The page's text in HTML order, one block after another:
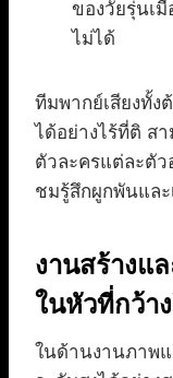
ของวัยรุ่นเ
ไม่ได้
ทีมพากย์เสียงทั้
ได้อย่างไร้ที่ติ ส
ตัวละครแต่ละตั
ชมรู้สึกผูกพันและ
งานสร้างแ
ในหัวที่กว้า
ในด้านงานภาพ